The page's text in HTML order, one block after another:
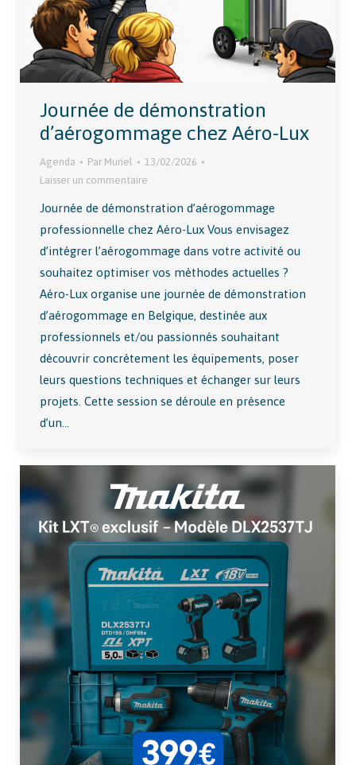
Journée de démonstration
d’aérogommage chez Aéro-Lux
Agenda Par Muriel
13/02/2026
Laisser un commentaire
Journée de démonstration d’aérogommage
professionnelle chez Aéro-Lux Vous envisagez
d’intégrer l’aérogommage dans votre activité ou
souhaitez optimiser vos méthodes actuelles ?
Aéro-Lux organise une journée de démonstration
d’aérogommage en Belgique, destinée aux
professionnels et/ou passionnés souhaitant
découvrir concrètement les équipements, poser
leurs questions techniques et échanger sur leurs
projets. Cette session se déroule en présence
d’un…